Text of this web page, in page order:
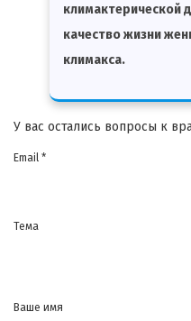
климактерической
качество жизни
климакса.
У вас остались вопросы к
Email *
Тема
Ваше имя